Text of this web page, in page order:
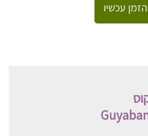
הזמן עכשיו